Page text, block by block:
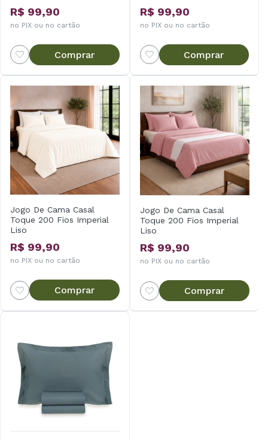
R$ 99,90
no PIX ou no cartão
Comprar
R$ 99,90
no PIX ou no cartão
Comprar
Jogo De Cama Casal
Toque 200 Fios Imperial
Liso
R$ 99,90
no PIX ou no cartão
Comprar
Jogo De Cama Casal
Toque 200 Fios Imperial
Liso
R$ 99,90
no PIX ou no cartão
Comprar